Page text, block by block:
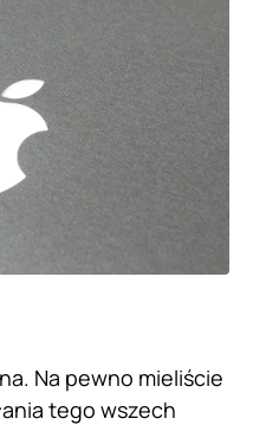
Na pewno mieliście
tego wszech